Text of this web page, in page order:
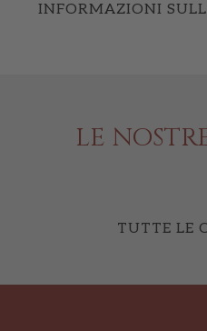
INFORMAZIONI
LE
TUTTE LE